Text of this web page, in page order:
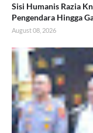
Sisi Humanis Razia
Pengendara Hingga
August 08, 2026